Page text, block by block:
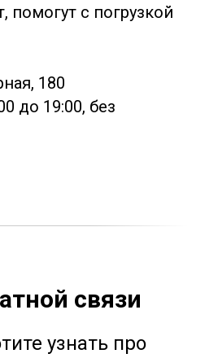
помогут с погрузкой
180
до 19:00, без
связи
узнать про